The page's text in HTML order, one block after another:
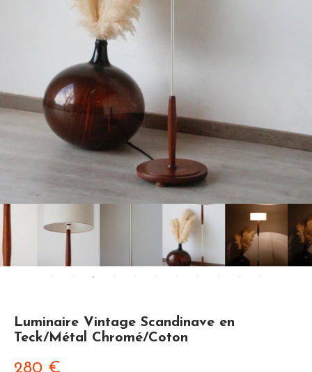
Luminaire Vintage Scandinave en
Teck/Métal Chromé/Coton
280 €